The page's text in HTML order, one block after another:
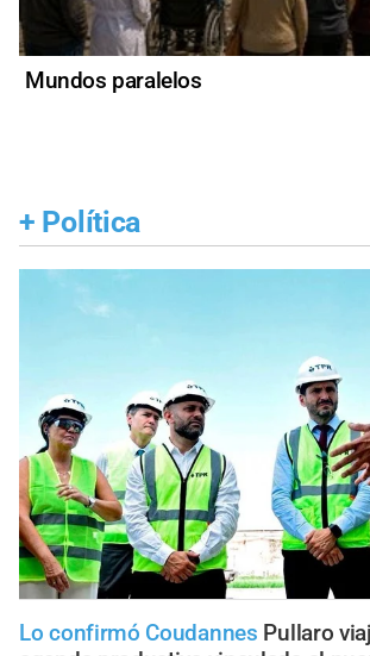
Mundos paralelos
+ Política
Lo confirmó Coudannes Pullaro